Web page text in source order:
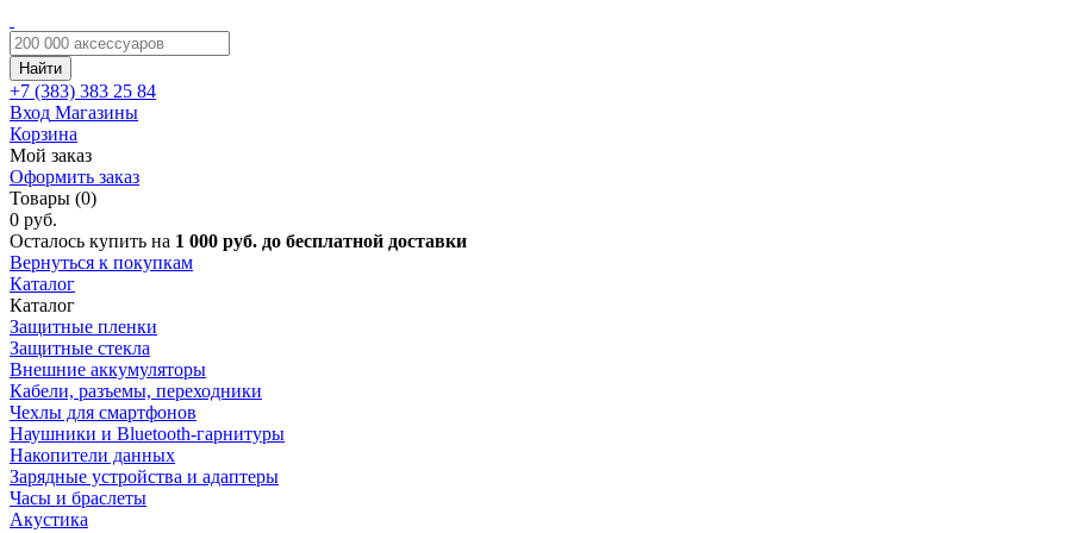
Найти
+7 (383) 383 25 84
Вход Магазины
Корзина
Мой заказ
Оформить заказ
Товары (0)
0 руб.
Осталось купить на 1 000 руб. до бесплатной доставки
Вернуться к покупкам
Каталог
Каталог
Защитные пленки
Защитные стекла
Внешние аккумуляторы
Кабели, разъемы, переходники
Чехлы для смартфонов
Наушники и Bluetooth-гарнитуры
Накопители данных
Зарядные устройства и адаптеры
Часы и браслеты
Акустика